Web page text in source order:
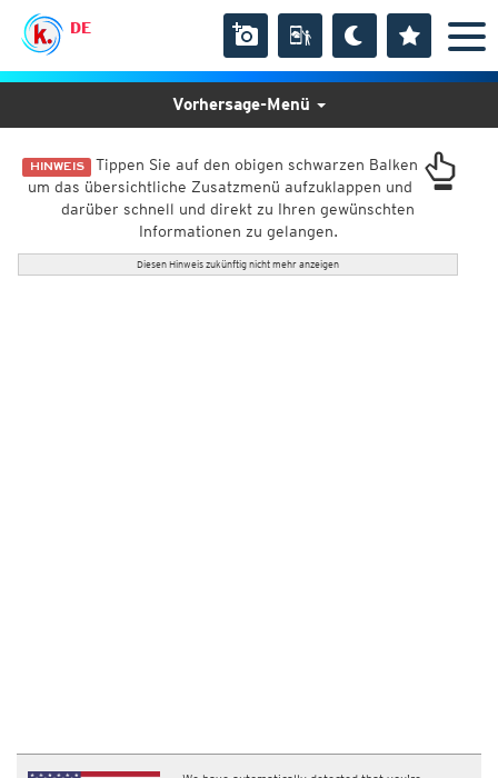
DE
HINWEIS Tippen Sie auf den obigen schwarzen Balken
um das übersichtliche Zusatzmenü aufzuklappen und
darüber schnell und direkt zu Ihren gewünschten
Informationen zu gelangen.
Diesen Hinweis zukünftig nicht mehr anzeigen
Vorhersage-Menü